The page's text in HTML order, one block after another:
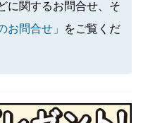
に関するお問合せ、そ
お問合せ」
をご覧くだ